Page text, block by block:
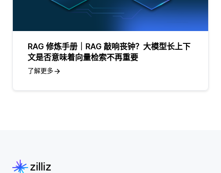
RAG 修炼手册｜RAG 敲响丧钟？大模型长上下
文是否意味着向量检索不再重要
了解更多